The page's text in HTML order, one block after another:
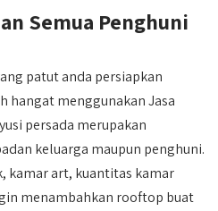
Semua Penghuni
patut anda persiapkan
hangat menggunakan Jasa
persada merupakan
keluarga maupun penghuni.
kamar art, kuantitas kamar
menambahkan rooftop buat